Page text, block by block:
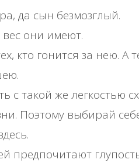
да сын безмозглый.
вес они имеют.
кто гонится за нею. А
с такой же легкостью
Поэтому выбирай
предпочитают